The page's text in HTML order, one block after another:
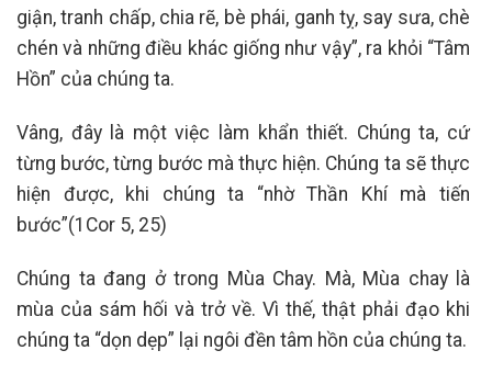
giận, tranh chấp, chia rẽ, bè phái, ganh tỵ, say sưa, chè
chén và những điều khác giống như vậy”, ra khỏi “Tâm
Hồn” của chúng ta.
Vâng, đây là một việc làm khẩn thiết. Chúng ta, cứ
từng bước, từng bước mà thực hiện. Chúng ta sẽ thực
hiện được, khi chúng ta “nhờ Thần Khí mà tiến
bước”(1Cor 5, 25)
Chúng ta đang ở trong Mùa Chay. Mà, Mùa chay là
mùa của sám hối và trở về. Vì thế, thật phải đạo khi
chúng ta “dọn dẹp” lại ngôi đền tâm hồn của chúng ta.